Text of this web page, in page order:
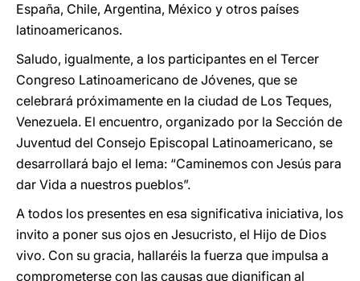
España, Chile, Argentina, México y otros países
latinoamericanos.
Saludo, igualmente, a los participantes en el Tercer
Congreso Latinoamericano de Jóvenes, que se
celebrará próximamente en la ciudad de Los Teques,
Venezuela. El encuentro, organizado por la Sección de
Juventud del Consejo Episcopal Latinoamericano, se
desarrollará bajo el lema: “Caminemos con Jesús para
dar Vida a nuestros pueblos”.
A todos los presentes en esa significativa iniciativa, los
invito a poner sus ojos en Jesucristo, el Hijo de Dios
vivo. Con su gracia, hallaréis la fuerza que impulsa a
comprometerse con las causas que dignifican al